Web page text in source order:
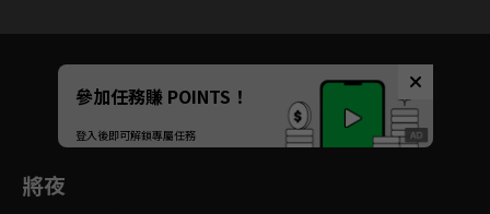
Unmute
如有不便請見諒
參加任務賺 POINTS！
登入後即可解鎖專屬任務
將夜